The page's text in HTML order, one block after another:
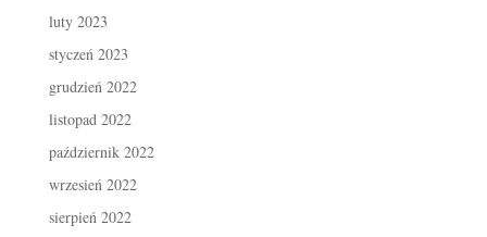
luty 2023
styczeń 2023
grudzień 2022
listopad 2022
październik 2022
wrzesień 2022
sierpień 2022